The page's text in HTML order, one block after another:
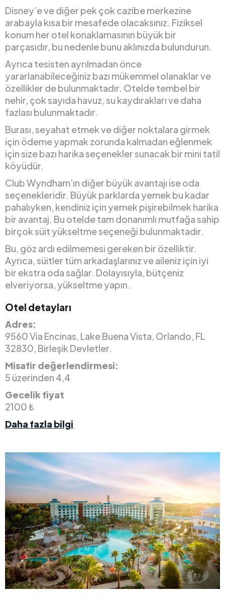
Disney’e ve diğer pek çok cazibe merkezine
arabayla kısa bir mesafede olacaksınız. Fiziksel
konum her otel konaklamasının büyük bir
parçasıdır, bu nedenle bunu aklınızda bulundurun.
Ayrıca tesisten ayrılmadan önce
yararlanabileceğiniz bazı mükemmel olanaklar ve
özellikler de bulunmaktadır. Otelde tembel bir
nehir, çok sayıda havuz, su kaydırakları ve daha
fazlası bulunmaktadır.
Burası, seyahat etmek ve diğer noktalara girmek
için ödeme yapmak zorunda kalmadan eğlenmek
için size bazı harika seçenekler sunacak bir mini tatil
köyüdür.
Club Wyndham’ın diğer büyük avantajı ise oda
seçenekleridir. Büyük parklarda yemek bu kadar
pahalıyken, kendiniz için yemek pişirebilmek harika
bir avantaj. Bu otelde tam donanımlı mutfağa sahip
birçok süit yükseltme seçeneği bulunmaktadır.
Bu, göz ardı edilmemesi gereken bir özelliktir.
Ayrıca, süitler tüm arkadaşlarınız ve aileniz için iyi
bir ekstra oda sağlar. Dolayısıyla, bütçeniz
elveriyorsa, yükseltme yapın.
Otel detayları
Adres:
9560 Via Encinas, Lake Buena Vista, Orlando, FL
32830, Birleşik Devletler.
Misafir değerlendirmesi:
5 üzerinden 4,4
Gecelik fiyat
2100 ₺
Daha fazla bilgi